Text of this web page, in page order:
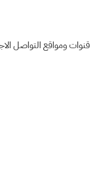
قنوات ومواقع التواصل